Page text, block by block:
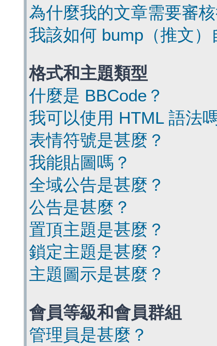
為什麼我的文章需要審
我該如何 bump（推文
格式和主題類型
什麼是 BBCode？
我可以使用 HTML 語法
表情符號是甚麼？
我能貼圖嗎？
全域公告是甚麼？
公告是甚麼？
置頂主題是甚麼？
鎖定主題是甚麼？
主題圖示是甚麼？
會員等級和會員群組
管理員是甚麼？